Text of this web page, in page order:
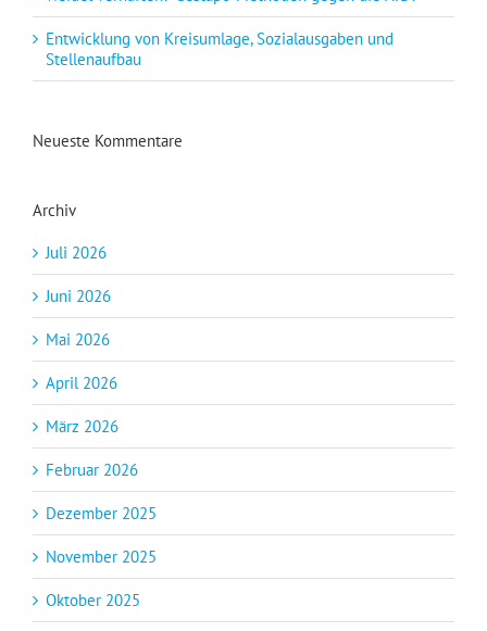
Entwicklung von Kreisumlage, Sozialausgaben und
Stellenaufbau
Neueste Kommentare
Archiv
Juli 2026
Juni 2026
Mai 2026
April 2026
März 2026
Februar 2026
Dezember 2025
November 2025
Oktober 2025